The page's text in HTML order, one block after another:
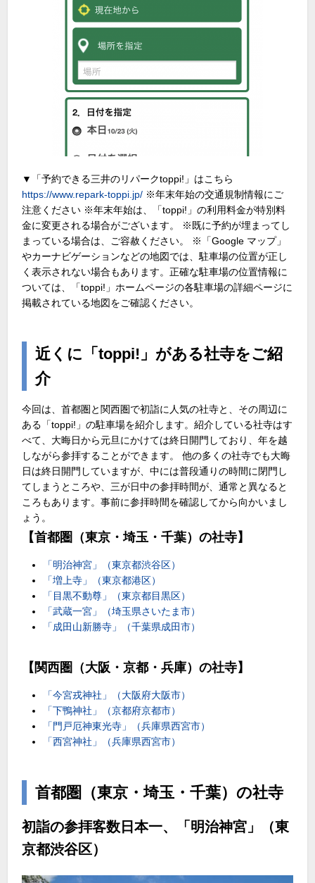
▼「予約できる三井のリパークtoppi!」はこちら
https://www.repark-toppi.jp/ ※年末年始の交通規制情報にご
注意ください ※年末年始は、「toppi!」の利用料金が特別料
金に変更される場合がございます。 ※既に予約が埋まってし
まっている場合は、ご容赦ください。 ※「Google マップ」
やカーナビゲーションなどの地図では、駐車場の位置が正し
く表示されない場合もあります。正確な駐車場の位置情報に
ついては、「toppi!」ホームページの各駐車場の詳細ページに
掲載されている地図をご確認ください。
近くに「toppi!」がある社寺をご紹
介
今回は、首都圏と関西圏で初詣に人気の社寺と、その周辺に
ある「toppi!」の駐車場を紹介します。紹介している社寺はす
べて、大晦日から元旦にかけては終日開門しており、年を越
しながら参拝することができます。 他の多くの社寺でも大晦
日は終日開門していますが、中には普段通りの時間に閉門し
てしまうところや、三が日中の参拝時間が、通常と異なると
ころもあります。事前に参拝時間を確認してから向かいまし
ょう。
【首都圏（東京・埼玉・千葉）の社寺】
「明治神宮」（東京都渋谷区）
「増上寺」（東京都港区）
「目黒不動尊」（東京都目黒区）
「武蔵一宮」（埼玉県さいたま市）
「成田山新勝寺」（千葉県成田市）
【関西圏（大阪・京都・兵庫）の社寺】
「今宮戎神社」（大阪府大阪市）
「下鴨神社」（京都府京都市）
「門戸厄神東光寺」（兵庫県西宮市）
「西宮神社」（兵庫県西宮市）
首都圏（東京・埼玉・千葉）の社寺
初詣の参拝客数日本一、「明治神宮」（東
京都渋谷区）